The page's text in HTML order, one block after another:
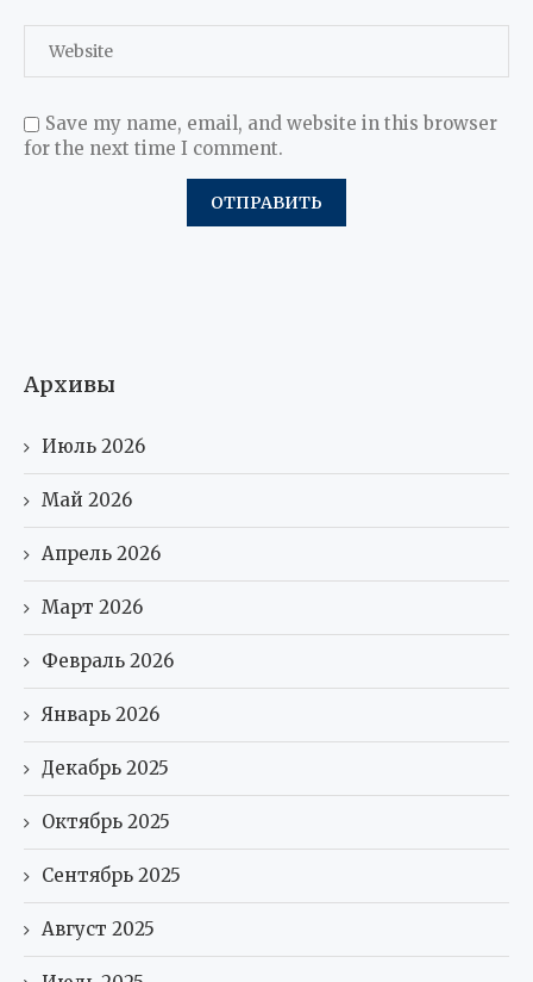
Save my name, email, and website in this browser
for the next time I comment.
Архивы
Июль 2026
Май 2026
Апрель 2026
Март 2026
Февраль 2026
Январь 2026
Декабрь 2025
Октябрь 2025
Сентябрь 2025
Август 2025